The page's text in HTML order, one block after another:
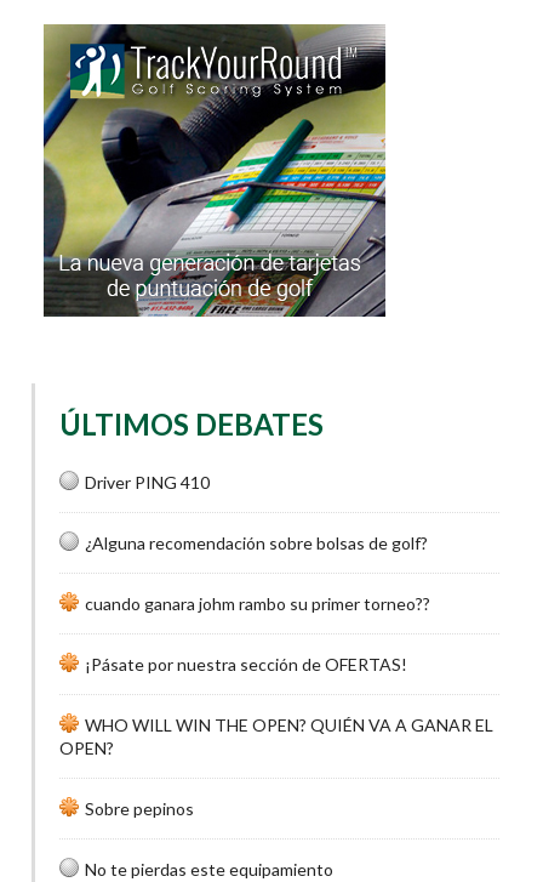
ÚLTIMOS DEBATES
Driver PING 410
¿Alguna recomendación sobre bolsas de golf?
cuando ganara johm rambo su primer torneo??
¡Pásate por nuestra sección de OFERTAS!
WHO WILL WIN THE OPEN? QUIÉN VA A GANAR EL
OPEN?
Sobre pepinos
No te pierdas este equipamiento